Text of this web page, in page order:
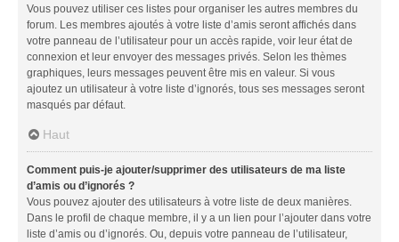
Vous pouvez utiliser ces listes pour organiser les autres membres du
forum. Les membres ajoutés à votre liste d’amis seront affichés dans
votre panneau de l’utilisateur pour un accès rapide, voir leur état de
connexion et leur envoyer des messages privés. Selon les thèmes
graphiques, leurs messages peuvent être mis en valeur. Si vous
ajoutez un utilisateur à votre liste d’ignorés, tous ses messages seront
masqués par défaut.
Haut
Comment puis-je ajouter/supprimer des utilisateurs de ma liste
d’amis ou d’ignorés ?
Vous pouvez ajouter des utilisateurs à votre liste de deux manières.
Dans le profil de chaque membre, il y a un lien pour l’ajouter dans votre
liste d’amis ou d’ignorés. Ou, depuis votre panneau de l’utilisateur,